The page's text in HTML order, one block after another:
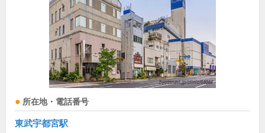
所在地・電話番号
東武宇都宮駅